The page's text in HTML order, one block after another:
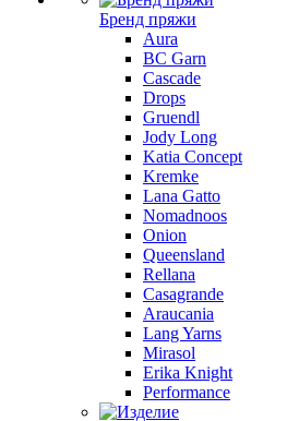
Бренд пряжи
Aura
BC Garn
Cascade
Drops
Gruendl
Jody Long
Katia Concept
Kremke
Lana Gatto
Nomadnoos
Onion
Queensland
Rellana
Casagrande
Araucania
Lang Yarns
Mirasol
Erika Knight
Performance